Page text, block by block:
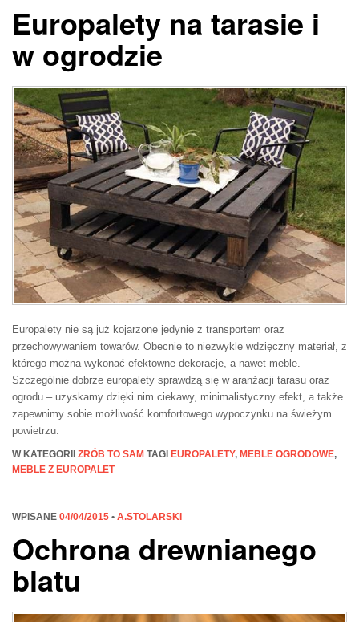
Europalety na tarasie i
w ogrodzie
Europalety nie są już kojarzone jedynie z transportem oraz
przechowywaniem towarów. Obecnie to niezwykle wdzięczny materiał, z
którego można wykonać efektowne dekoracje, a nawet meble.
Szczególnie dobrze europalety sprawdzą się w aranżacji tarasu oraz
ogrodu – uzyskamy dzięki nim ciekawy, minimalistyczny efekt, a także
zapewnimy sobie możliwość komfortowego wypoczynku na świeżym
powietrzu.
W KATEGORII ZRÓB TO SAM TAGI EUROPALETY, MEBLE OGRODOWE,
MEBLE Z EUROPALET
WPISANE 04/04/2015 • A.STOLARSKI
Ochrona drewnianego
blatu